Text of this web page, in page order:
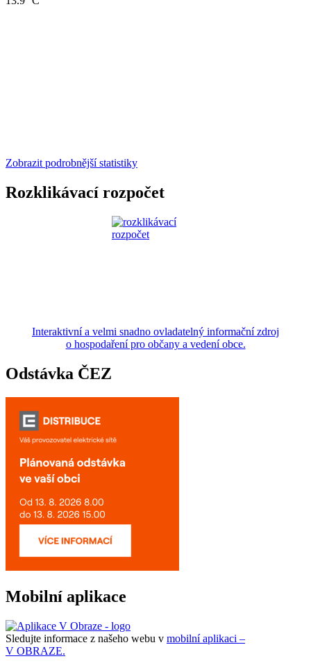
Zobrazit podrobnější statistiky
Rozklikávací rozpočet
Interaktivní a velmi snadno ovladatelný informační zdroj
o hospodaření pro občany a vedení obce.
Odstávka ČEZ
Mobilní aplikace
Sledujte informace z našeho webu v mobilní aplikaci –
V OBRAZE.